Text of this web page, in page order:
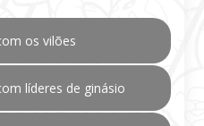
os vilões
líderes de ginásio